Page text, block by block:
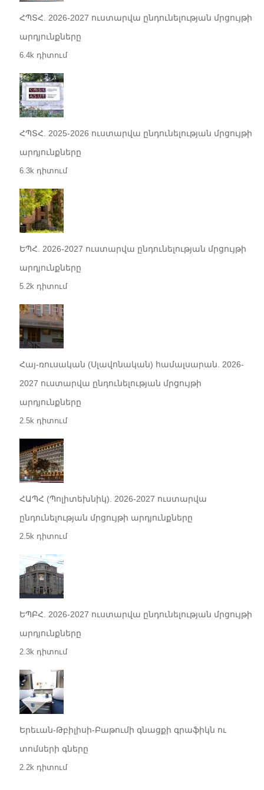
ՀՊՏՀ. 2026-2027 ուստարվա ընդունելության մրցույթի
արդյունքները
6.4k դիտում
ՀՊՏՀ. 2025-2026 ուստարվա ընդունելության մրցույթի
արդյունքները
6.3k դիտում
ԵՊՀ. 2026-2027 ուստարվա ընդունելության մրցույթի
արդյունքները
5.2k դիտում
Հայ-ռուսական (Սլավոնական) համալսարան. 2026-
2027 ուստարվա ընդունելության մրցույթի
արդյունքները
2.5k դիտում
ՀԱՊՀ (Պոլիտեխնիկ). 2026-2027 ուստարվա
ընդունելության մրցույթի արդյունքները
2.5k դիտում
ԵՊԲՀ. 2026-2027 ուստարվա ընդունելության մրցույթի
արդյունքները
2.3k դիտում
Երեւան-Թբիլիսի-Բաթումի գնացքի գրաֆիկն ու
տոմսերի գները
2.2k դիտում